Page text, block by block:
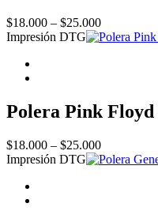
$18.000 – $25.000Price
range:
Impresión DTG
Polera Pink Floyd
$18.000 – $25.000Price
range:
Impresión DTG